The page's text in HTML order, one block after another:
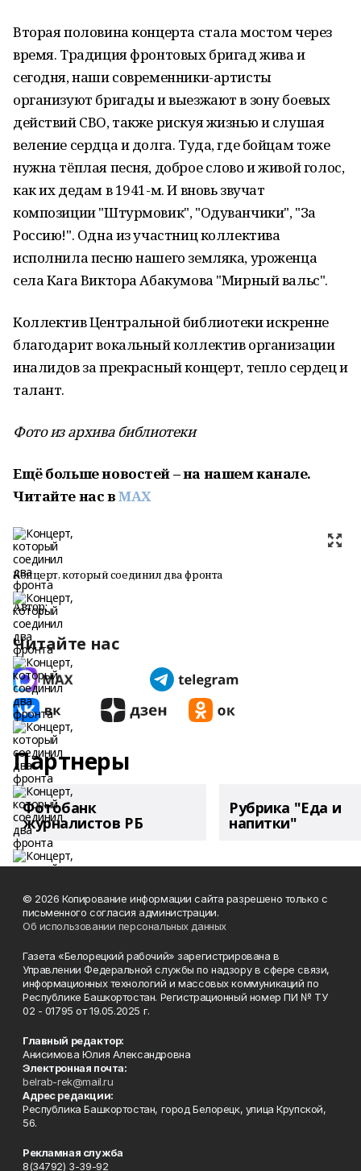
Вторая половина концерта стала мостом через
время. Традиция фронтовых бригад жива и
сегодня, наши современники-артисты
организуют бригады и выезжают в зону боевых
действий СВО, также рискуя жизнью и слушая
веление сердца и долга. Туда, где бойцам тоже
нужна тёплая песня, доброе слово и живой голос,
как их дедам в 1941-м. И вновь звучат
композиции "Штурмовик", "Одуванчики", "За
Россию!". Одна из участниц коллектива
исполнила песню нашего земляка, уроженца
села Кага Виктора Абакумова "Мирный вальс".
Коллектив Центральной библиотеки искренне
благодарит вокальный коллектив организации
иналидов за прекрасный концерт, тепло сердец и
талант.
Фото из архива библиотеки
Ещё больше новостей – на нашем канале.
Читайте насвMAX
Концерт, который соединил два фронта
Автор:
Читайте нас
Партнеры
Фотобанк
журналистов РБ
Рубрика "Еда и
напитки"
© 2026 Копирование информации сайта разрешено только с
письменного согласия администрации.
Об использовании персональных данных
Газета «Белорецкий рабочий» зарегистрирована в
Управлении Федеральной службы по надзору в сфере связи,
информационных технологий и массовых коммуникаций по
Республике Башкортостан. Регистрационный номер ПИ № ТУ
02 - 01795 от 19.05.2025 г.
Главный редактор:
Анисимова Юлия Александровна
Электронная почта:
belrab-rek@mail.ru
Адрес редакции:
Республика Башкортостан, город Белорецк, улица Крупской,
56.
Рекламная служба
8(34792) 3-39-92